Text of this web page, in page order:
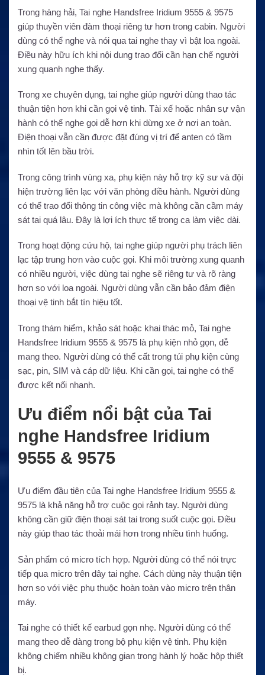
Trong hàng hải, Tai nghe Handsfree Iridium 9555 & 9575
giúp thuyền viên đàm thoại riêng tư hơn trong cabin. Người
dùng có thể nghe và nói qua tai nghe thay vì bật loa ngoài.
Điều này hữu ích khi nội dung trao đổi cần hạn chế người
xung quanh nghe thấy.
Trong xe chuyên dụng, tai nghe giúp người dùng thao tác
thuận tiện hơn khi cần gọi vệ tinh. Tài xế hoặc nhân sự vận
hành có thể nghe gọi dễ hơn khi dừng xe ở nơi an toàn.
Điện thoại vẫn cần được đặt đúng vị trí để anten có tầm
nhìn tốt lên bầu trời.
Trong công trình vùng xa, phụ kiện này hỗ trợ kỹ sư và đội
hiện trường liên lạc với văn phòng điều hành. Người dùng
có thể trao đổi thông tin công việc mà không cần cầm máy
sát tai quá lâu. Đây là lợi ích thực tế trong ca làm việc dài.
Trong hoạt động cứu hộ, tai nghe giúp người phụ trách liên
lạc tập trung hơn vào cuộc gọi. Khi môi trường xung quanh
có nhiều người, việc dùng tai nghe sẽ riêng tư và rõ ràng
hơn so với loa ngoài. Người dùng vẫn cần bảo đảm điện
thoại vệ tinh bắt tín hiệu tốt.
Trong thám hiểm, khảo sát hoặc khai thác mỏ, Tai nghe
Handsfree Iridium 9555 & 9575 là phụ kiện nhỏ gọn, dễ
mang theo. Người dùng có thể cất trong túi phụ kiện cùng
sạc, pin, SIM và cáp dữ liệu. Khi cần gọi, tai nghe có thể
được kết nối nhanh.
Ưu điểm nổi bật của Tai
nghe Handsfree Iridium
9555 & 9575
Ưu điểm đầu tiên của Tai nghe Handsfree Iridium 9555 &
9575 là khả năng hỗ trợ cuộc gọi rảnh tay. Người dùng
không cần giữ điện thoại sát tai trong suốt cuộc gọi. Điều
này giúp thao tác thoải mái hơn trong nhiều tình huống.
Sản phẩm có micro tích hợp. Người dùng có thể nói trực
tiếp qua micro trên dây tai nghe. Cách dùng này thuận tiện
hơn so với việc phụ thuộc hoàn toàn vào micro trên thân
máy.
Tai nghe có thiết kế earbud gọn nhẹ. Người dùng có thể
mang theo dễ dàng trong bộ phụ kiện vệ tinh. Phụ kiện
không chiếm nhiều không gian trong hành lý hoặc hộp thiết
bị.